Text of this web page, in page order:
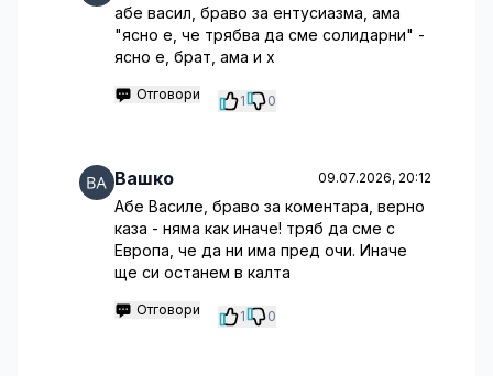
абе васил, браво за ентусиазма, ама
"ясно е, че трябва да сме солидарни" -
ясно е, брат, ама и х
Отговори 1 0
Вашко 09.07.2026, 20:12
Абе Василе, браво за коментара, верно
каза - няма как иначе! тряб да сме с
Европа, че да ни има пред очи. Иначе
ще си останем в калта
Отговори 1 0